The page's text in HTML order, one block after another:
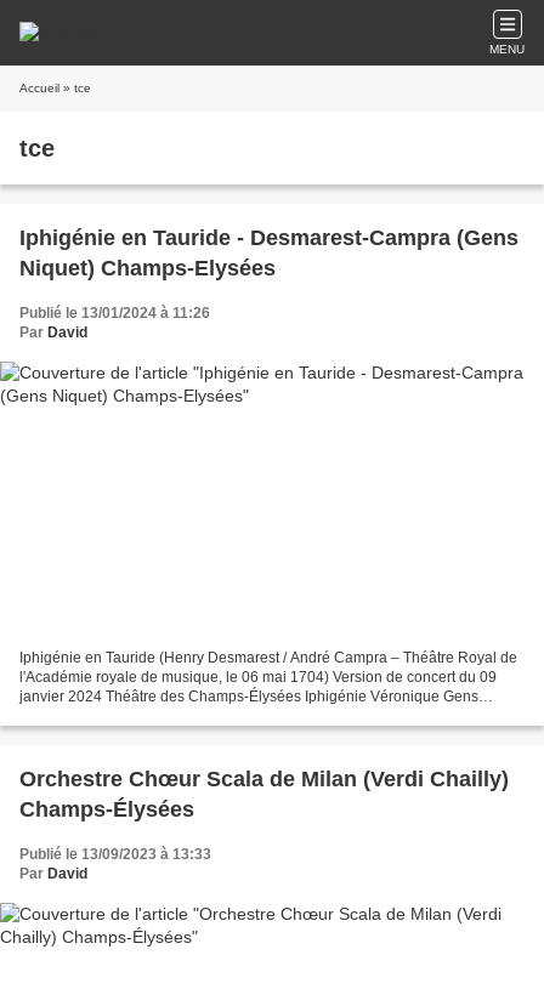
MENU
Accueil » tce
tce
Iphigénie en Tauride - Desmarest-Campra (Gens
Niquet) Champs-Elysées
Publié le 13/01/2024 à 11:26
Par David
Iphigénie en Tauride (Henry Desmarest / André Campra – Théâtre Royal de
l'Académie royale de musique, le 06 mai 1704) Version de concert du 09
janvier 2024 Théâtre des Champs-Élysées Iphigénie Véronique Gens
Orchestre Chœur Scala de Milan (Verdi Chailly)
Champs-Élysées
Publié le 13/09/2023 à 13:33
Par David